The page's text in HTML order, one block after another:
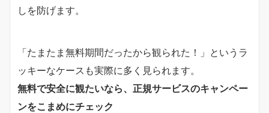
しを防げます。
「たまたま無料期間だったから観られた！」というラ
ッキーなケースも実際に多く見られます。
無料で安全に観たいなら、正規サービスのキャンペー
ンをこまめにチェック